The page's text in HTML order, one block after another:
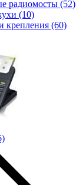
радиомосты (52)
(10)
крепления (60)